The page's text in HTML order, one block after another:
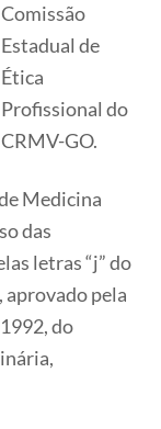
Comissão
Estadual de
Ética
Profissional do
CRMV-GO.
Medicina
das
letras “j” do
pela
do